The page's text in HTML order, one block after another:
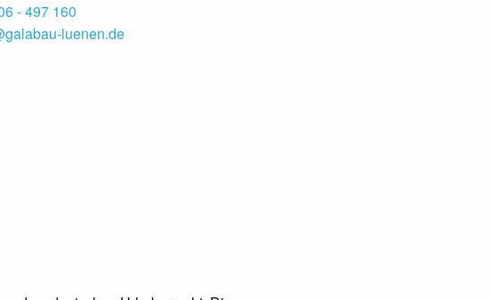
- 497 160
luenen.de